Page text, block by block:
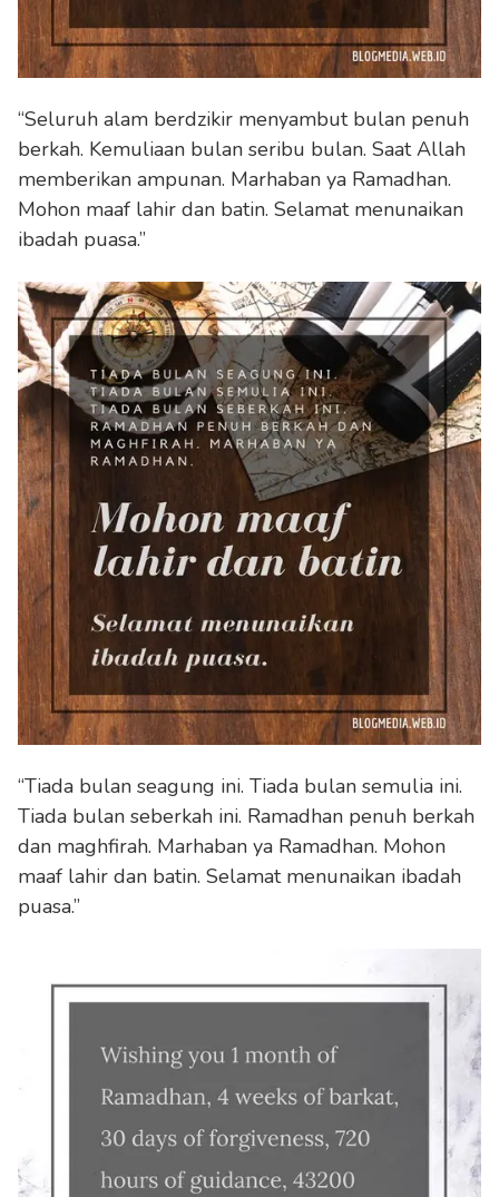
“Seluruh alam berdzikir menyambut bulan penuh
berkah. Kemuliaan bulan seribu bulan. Saat Allah
memberikan ampunan. Marhaban ya Ramadhan.
Mohon maaf lahir dan batin. Selamat menunaikan
ibadah puasa.”
“Tiada bulan seagung ini. Tiada bulan semulia ini.
Tiada bulan seberkah ini. Ramadhan penuh berkah
dan maghfirah. Marhaban ya Ramadhan. Mohon
maaf lahir dan batin. Selamat menunaikan ibadah
puasa.”